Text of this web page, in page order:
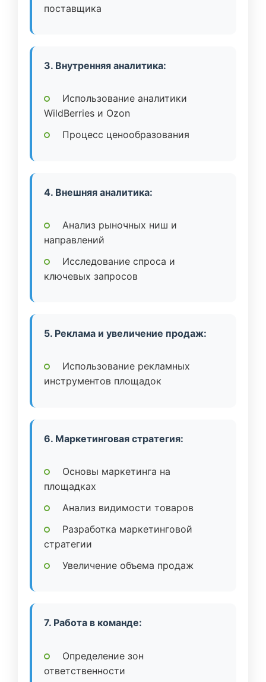
поставщика
3. Внутренняя аналитика:
Использование аналитики
WildBerries и Ozon
Процесс ценообразования
4. Внешняя аналитика:
Анализ рыночных ниш и
направлений
Исследование спроса и
ключевых запросов
5. Реклама и увеличение продаж:
Использование рекламных
инструментов площадок
6. Маркетинговая стратегия:
Основы маркетинга на
площадках
Анализ видимости товаров
Разработка маркетинговой
стратегии
Увеличение объема продаж
7. Работа в команде:
Определение зон
ответственности